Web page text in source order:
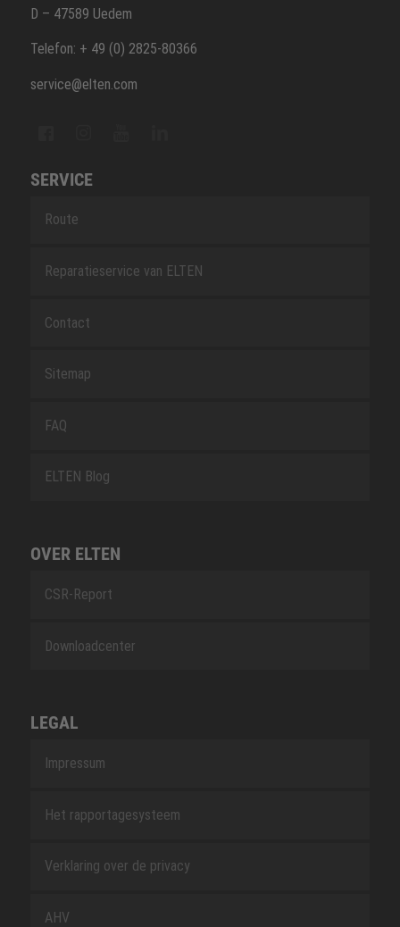
D – 47589 Uedem
Telefon: + 49 (0) 2825-80366
service@elten.com
SERVICE
Route
Reparatieservice van ELTEN
Contact
Sitemap
FAQ
ELTEN Blog
OVER ELTEN
CSR-Report
Downloadcenter
LEGAL
Impressum
Het rapportagesysteem
Verklaring over de privacy
AHV